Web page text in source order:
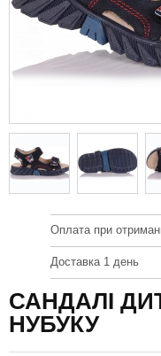
Оплата при
Доставка 1 день
САНДАЛІ
НУБУКУ